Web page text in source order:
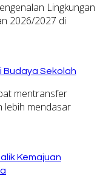
Lingkungan
2026/2027 di
Budaya Sekolah
mentransfer
lebih mendasar
Kemajuan